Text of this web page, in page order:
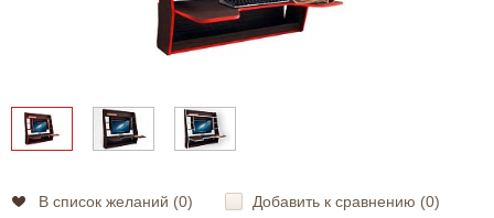
В список желаний (0) Добавить к сравнению (0)